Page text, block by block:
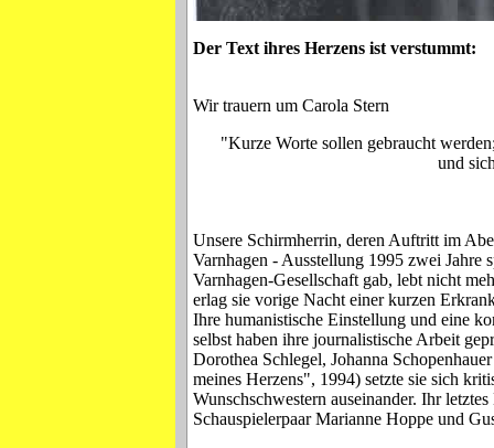
Der Text ihres Herzens ist verstummt:
Wir trauern um Carola Stern
"Kurze Worte sollen gebraucht
und
Unsere Schirmherrin, deren Auftritt im
Varnhagen - Ausstellung 1995 zwei Jahre
Varnhagen-Gesellschaft gab, lebt nicht
erlag sie vorige Nacht einer kurzen
Ihre humanistische Einstellung und eine
selbst haben ihre journalistische Arbeit
Dorothea Schlegel, Johanna
meines Herzens", 1994) setzte sie sich
Wunschschwestern auseinander. Ihr
Schauspielerpaar Marianne Hoppe und